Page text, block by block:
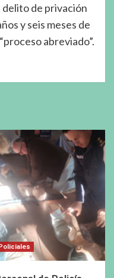
de privación
y seis meses de
abreviado”.